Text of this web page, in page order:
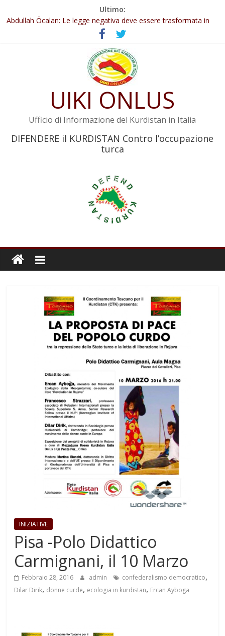
Ultimo:
Il KNK chiede un’azione internazionale contro i crimini di guerra
dell’Iran
Abdullah Öcalan: Le legge negativa deve essere trasformata in
Inizia la seconda fase del processo
Commissione donne del KNK: Şengal è di nuovo sotto minaccia
Non tenere conto della situazione di Rêber Apo ostacolerebbe
l’attuazione della leggeUIKI ONLUS
Ufficio di Informazione del Kurdistan in Italia
DIFENDERE il KURDISTAN Contro l’occupazione
turca
INIZIATIVE
Pisa -Polo Didattico
Carmignani, il 10 Marzo
Febbraio 28, 2016 admin confederalismo democratico,
Dilar Dirik, donne curde, ecologia in kurdistan, Ercan Ayboga